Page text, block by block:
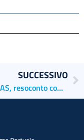
SUCCESSIVO
AdSP MAS, resoconto comitato di Gestione del 22 aprile 2021